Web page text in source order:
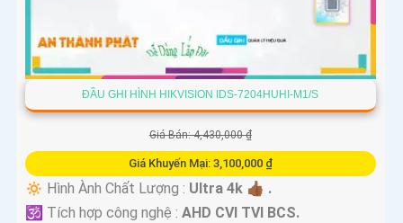
ĐẦU GHI HÌNH HIKVISION IDS-7204HUHI-M1/S
Giá Bán: 4,430,000 ₫
Giá Khuyến Mại: 3,100,000 ₫
🔅 Hình Ành Chất Lượng : Ultra 4k 👍🏾 .
🕉️ Tích hợp công nghệ : AHD CVI TVI BCS.